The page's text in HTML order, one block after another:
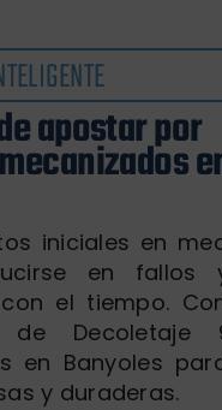
apostar por
iniciales en
en fallos
el tiempo.
de Decoletaje
en Banyoles
y duraderas.